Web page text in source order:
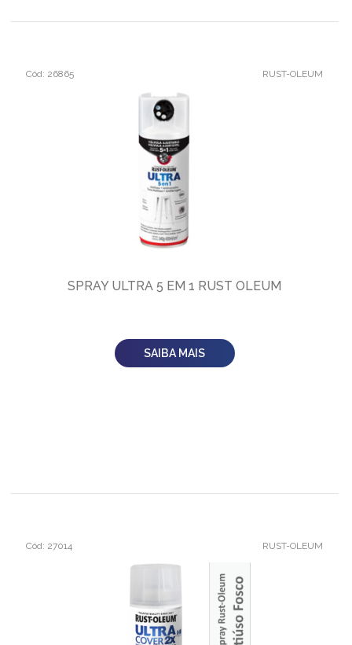
Cód: 26865 RUST-OLEUM
SPRAY ULTRA 5 EM 1 RUST OLEUM
SAIBA MAIS
Cód: 27014 RUST-OLEUM